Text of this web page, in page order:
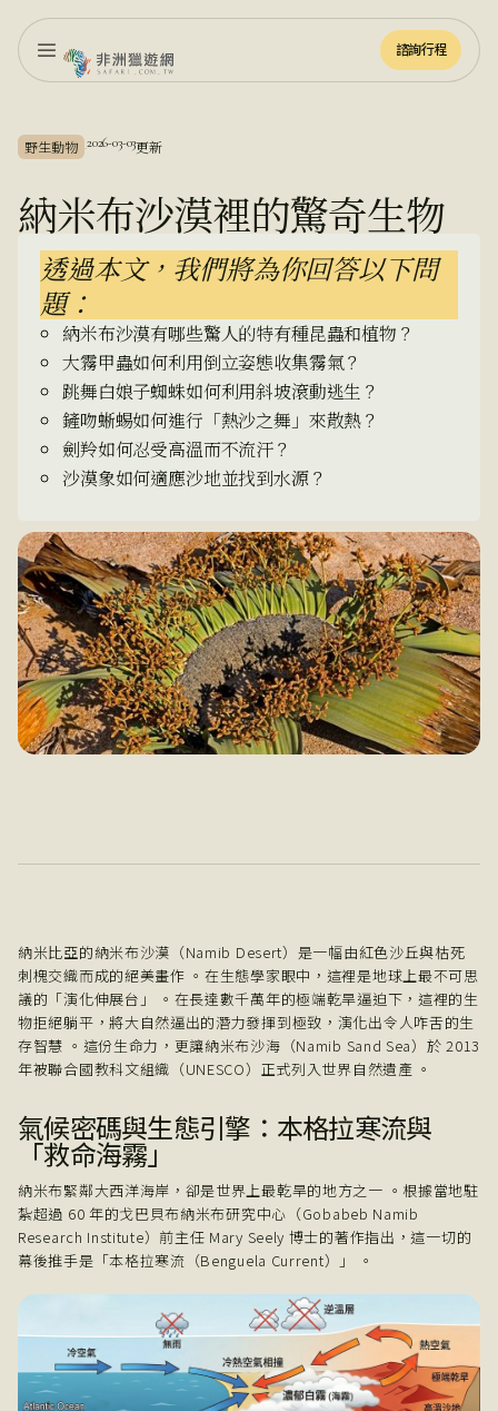
諮詢行程
諮詢行程
野生動物 ·2026-03-03更新
納米布沙漠裡的驚奇生物
透過本文，我們將為你回答以下問
題：
納米布沙漠有哪些驚人的特有種昆蟲和植物？
大霧甲蟲如何利用倒立姿態收集霧氣？
跳舞白娘子蜘蛛如何利用斜坡滾動逃生？
鏟吻蜥蜴如何進行「熱沙之舞」來散熱？
劍羚如何忍受高溫而不流汗？
沙漠象如何適應沙地並找到水源？
納米比亞的納米布沙漠（Namib Desert）是一幅由紅色沙丘與枯死
刺槐交織而成的絕美畫作 。在生態學家眼中，這裡是地球上最不可思
議的「演化伸展台」 。在長達數千萬年的極端乾旱逼迫下，這裡的生
物拒絕躺平，將大自然逼出的潛力發揮到極致，演化出令人咋舌的生
存智慧 。這份生命力，更讓納米布沙海（Namib Sand Sea）於 2013
年被聯合國教科文組織（UNESCO）正式列入世界自然遺產 。
氣候密碼與生態引擎：本格拉寒流與
「救命海霧」
納米布緊鄰大西洋海岸，卻是世界上最乾旱的地方之一 。根據當地駐
紮超過 60 年的戈巴貝布納米布研究中心（Gobabeb Namib
Research Institute）前主任 Mary Seely 博士的著作指出，這一切的
幕後推手是「本格拉寒流（Benguela Current）」 。